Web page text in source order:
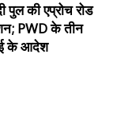
पुल की एप्रोच रोड
PWD के तीन
के आदेश